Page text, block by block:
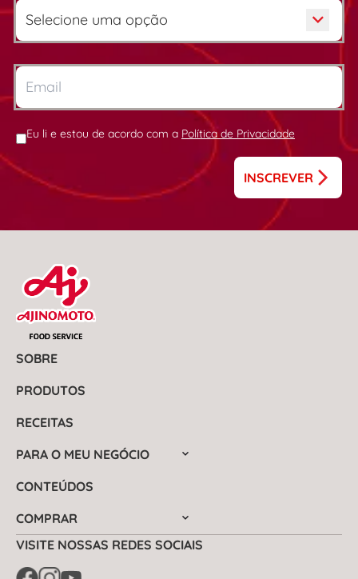
Eu li e estou de acordo com a Política de Privacidade
INSCREVER
SOBRE
PRODUTOS
RECEITAS
PARA O MEU NEGÓCIO
CONTEÚDOS
COMPRAR
VISITE NOSSAS REDES SOCIAIS